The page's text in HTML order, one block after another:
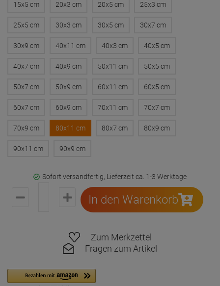
15x5 cm 20x3 cm 20x5 cm 25x3 cm
25x5 cm 30x3 cm 30x5 cm 30x7 cm
30x9 cm 40x11 cm 40x3 cm 40x5 cm
40x7 cm 40x9 cm 50x11 cm 50x5 cm
50x7 cm 50x9 cm 60x11 cm 60x5 cm
60x7 cm 60x9 cm 70x11 cm 70x7 cm
70x9 cm 80x11 cm 80x7 cm 80x9 cm
90x11 cm 90x9 cm
Sofort versandfertig, Lieferzeit ca. 1-3 Werktage
In den Warenkorb
Zum Merkzettel
Fragen zum Artikel